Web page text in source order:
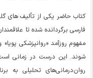
کتاب حاضر یکی از تألیف های
فارسی برگردانده شده تا
مفهوم روزآمد «روانپزشکی
شوند. این درست در زمانی
روان‌درمانی‌های تحلیلی به